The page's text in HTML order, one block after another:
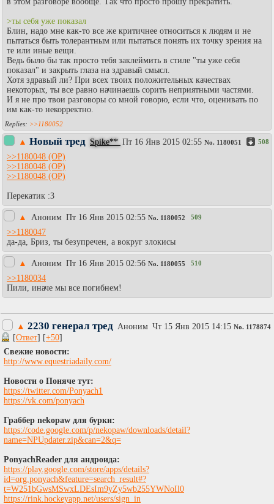
>ты себя уже показал
Блин, надо мне как-то все же критичнее относиться к людям и не
пытаться быть толерантным или пытаться понять их точку зрения на
те или иные вещи.
Ведь было бы так просто тебя заклеймить в стиле "ты уже себя
показал" и закрыть глаза на здравый смысл.
Хотя здравый ли? При всех твоих положительных качествах
некоторых, ты все равно начинаешь сорить неприятными частями.
И я не про твои разговоры со мной говорю, если что, оценивать по
им как-то некорректно.
>>1180052
▲ Новый тред Spike** Пт 16 Янв 2015 02:55 No. 1180051 508
>>1180048
>>1180048
>>1180048
Перекатик :3
▲ Аноним Пт 16 Янв 2015 02:55 No. 1180052 509
>>1180047
да-да, Бриз, ты безупречен, а вокруг злокисы
▲ Аноним Пт 16 Янв 2015 02:56 No. 1180055 510
>>1180034
Пили, иначе мы все погибнем!
▲ 2230 генерал тред Аноним Чт 15 Янв 2015 14:15 No. 1178874
[Ответ] [+50]
Свежие новости:
http://www.equestriadaily.com/
Новости о Поняче тут:
https://twitter.com/Ponyach1
https://vk.com/ponyach
Граббер nekopaw для бурки:
https://code.google.com/p/nekopaw/downloads/detail?
name=NPUpdater.zip&can=2&q=
PonyachReader для андроида:
https://play.google.com/store/apps/details?
id=org.ponyach&feature=search_result#?
t=W251bGwsMSwxLDEsIm9yZy5wb255YWNoIl0
https://rink.hockeyapp.net/users/sign_in